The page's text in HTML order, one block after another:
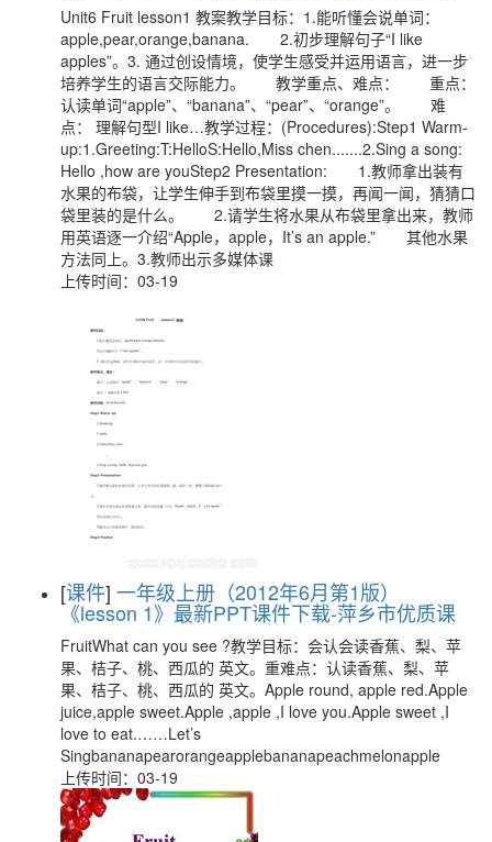
Unit6 Fruit lesson1 教案教学目标：1.能听懂会说单词：
apple,pear,orange,banana. 2.初步理解句子“I like
apples”。3. 通过创设情境，使学生感受并运用语言，进一步
培养学生的语言交际能力。 教学重点、难点： 重点：
认读单词“apple”、“banana”、“pear”、“orange”。 难
点： 理解句型I like…教学过程：(Procedures):Step1 Warm-
up:1.Greeting:T:HelloS:Hello,Miss chen.......2.Sing a song:
Hello ,how are youStep2 Presentation: 1.教师拿出装有
水果的布袋，让学生伸手到布袋里摸一摸，再闻一闻，猜猜口
袋里装的是什么。 2.请学生将水果从布袋里拿出来，教师
用英语逐一介绍“Apple，apple，It’s an apple.” 其他水果
方法同上。3.教师出示多媒体课
上传时间：03-19
[课件] 一年级上册（2012年6月第1版）
《lesson 1》最新PPT课件下载-萍乡市优质课
FruitWhat can you see ?教学目标：会认会读香蕉、梨、苹
果、桔子、桃、西瓜的 英文。重难点：认读香蕉、梨、苹
果、桔子、桃、西瓜的 英文。Apple round, apple red.Apple
juice,apple sweet.Apple ,apple ,I love you.Apple sweet ,I
love to eat.……Let’s
Singbananapearorangeapplebananapeachmelonapple
上传时间：03-19